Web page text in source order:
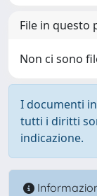
File in questo
Non ci sono
I documenti
tutti i diritti
indicazione.